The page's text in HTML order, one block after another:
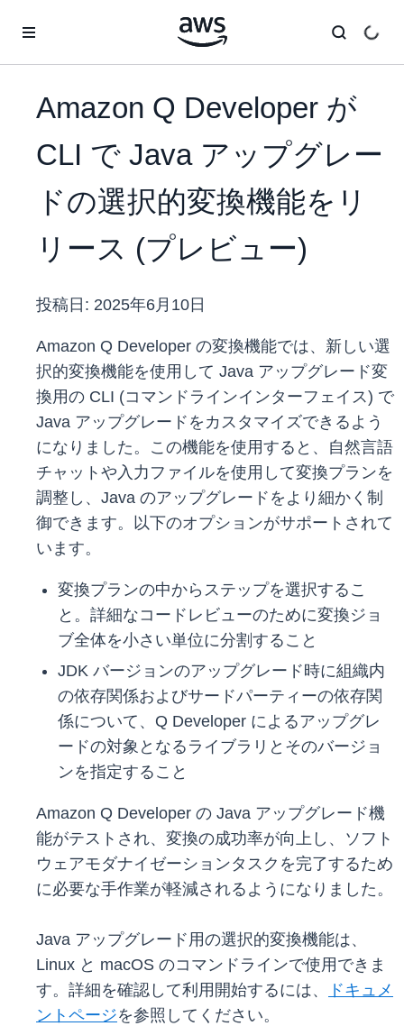
Amazon Q Developer が
CLI で Java アップグレー
ドの選択的変換機能をリ
リース (プレビュー)
投稿日: 2025年6月10日
Amazon Q Developer の変換機能では、新しい選
択的変換機能を使用して Java アップグレード変
換用の CLI (コマンドラインインターフェイス) で
Java アップグレードをカスタマイズできるよう
になりました。この機能を使用すると、自然言語
チャットや入力ファイルを使用して変換プランを
調整し、Java のアップグレードをより細かく制
御できます。以下のオプションがサポートされて
います。
変換プランの中からステップを選択するこ
と。詳細なコードレビューのために変換ジョ
ブ全体を小さい単位に分割すること
JDK バージョンのアップグレード時に組織内
の依存関係およびサードパーティーの依存関
係について、Q Developer によるアップグレ
ードの対象となるライブラリとそのバージョ
ンを指定すること
Amazon Q Developer の Java アップグレード機
能がテストされ、変換の成功率が向上し、ソフト
ウェアモダナイゼーションタスクを完了するため
に必要な手作業が軽減されるようになりました。
Java アップグレード用の選択的変換機能は、
Linux と macOS のコマンドラインで使用できま
す。詳細を確認して利用開始するには、
ドキュメ
ントページを参照してください。